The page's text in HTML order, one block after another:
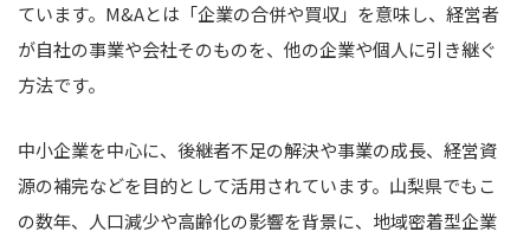
ています。 M&Aとは「企業の合併や買収」を意味し、経営者
が自社の事業や会社そのものを、他の企業や個人に引き継ぐ
方法です。
中小企業を中心に、後継者不足の解決や事業の成長、経営資
源の補完などを目的として活用されています。 山梨県でもこ
の数年、人口減少や高齢化の影響を背景に、地域密着型企業